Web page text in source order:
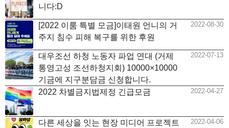
니다:D
[2022 이룸 특별 모금]이태원 언니의 거
주지 침수 피해 복구를 위한 후원
2022-08-30
대우조선 하청 노동자 파업 연대 (거제
통영고성 조선하청지회) 10000×10000
기금에 지구분담금 신청합니다.
2022-07-13
2022 차별금지법제정 긴급모금 2022-04-27
다른 세상을 잇는 현장 미디어 프로젝트
2022-04-06